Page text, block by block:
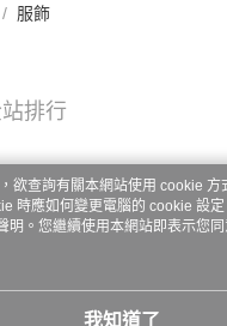
要範圍內提供個人資料，並將交易
理事宜，請瀏覽以下網址：
請事先徵得法定代理人或監護人之
，若未經同意申辦者引起之損失
享後付」時，將依據個別帳號之
限額度；若仍有額度不足之情形
證。
個帳號或使用他人資訊註冊。若
司將有權停止該用戶之使用額度並
服飾
排行
欲查詢有關本網站使用 cookie 方
時應如何變更電腦的 cookie 設定
明。您繼續使用本網站即表示您
用 cookie。
我知道了